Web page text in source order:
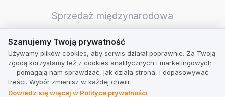
Sprzedaż międzynarodowa
Ankiety i NPS
Optymalizacja logistyki
Wzrost wiarygodności
Szanujemy Twoją prywatność
Używamy plików cookies, aby serwis działał poprawnie. Za Twoją
zgodą korzystamy też z cookies analitycznych i marketingowych
— pomagają nam sprawdzać, jak działa strona, i dopasowywać
treści. Wybór zmienisz w każdej chwili.
Dowiedz się więcej w Polityce prywatności